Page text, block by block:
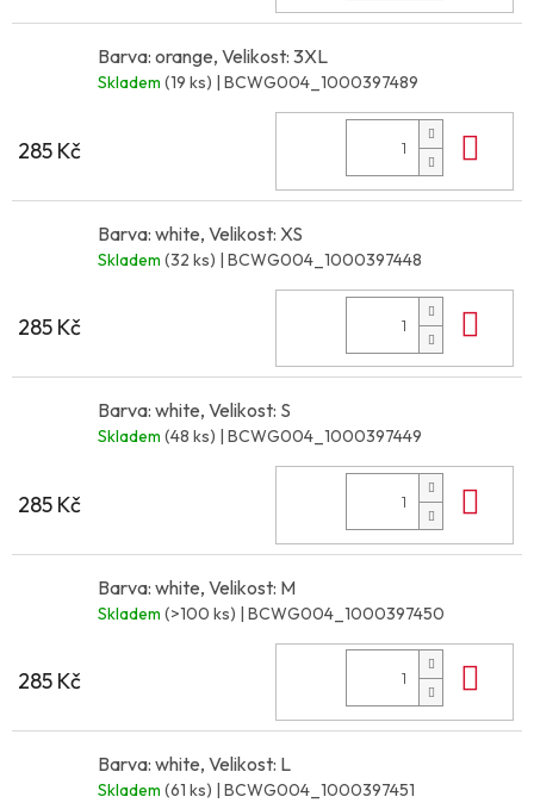
Barva: orange, Velikost: 3XL
Skladem (19 ks) | BCWG004_1000397489
285 Kč
Barva: white, Velikost: XS
Skladem (32 ks) | BCWG004_1000397448
285 Kč
Barva: white, Velikost: S
Skladem (48 ks) | BCWG004_1000397449
285 Kč
Barva: white, Velikost: M
Skladem (>100 ks) | BCWG004_1000397450
285 Kč
Barva: white, Velikost: L
Skladem (61 ks) | BCWG004_1000397451